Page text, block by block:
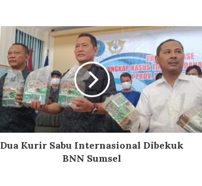
Dua Kurir Sabu Internasional Dibekuk
BNN Sumsel